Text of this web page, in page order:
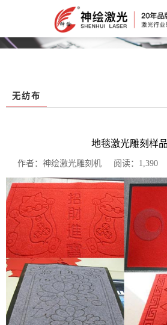
无纺布
地毯激光雕刻样
作者：神绘激光雕刻机 阅读：1,390